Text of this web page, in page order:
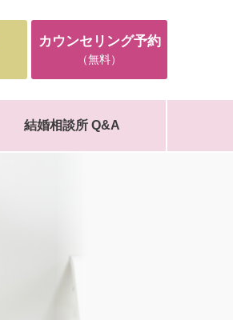
カウンセリング予約
（無料）
結婚相談所 Q&A